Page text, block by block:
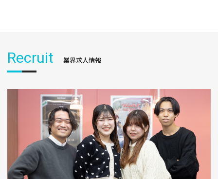
Recruit 業界求人情報